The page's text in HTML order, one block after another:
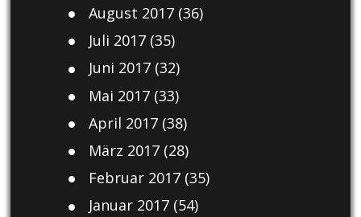
August 2017(36)
Juli 2017(35)
Juni 2017(32)
Mai 2017(33)
April 2017(38)
März 2017(28)
Februar 2017(35)
Januar 2017(54)